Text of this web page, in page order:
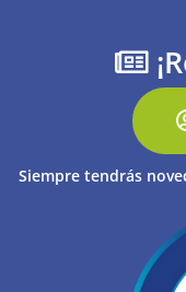
Siempre tendrás